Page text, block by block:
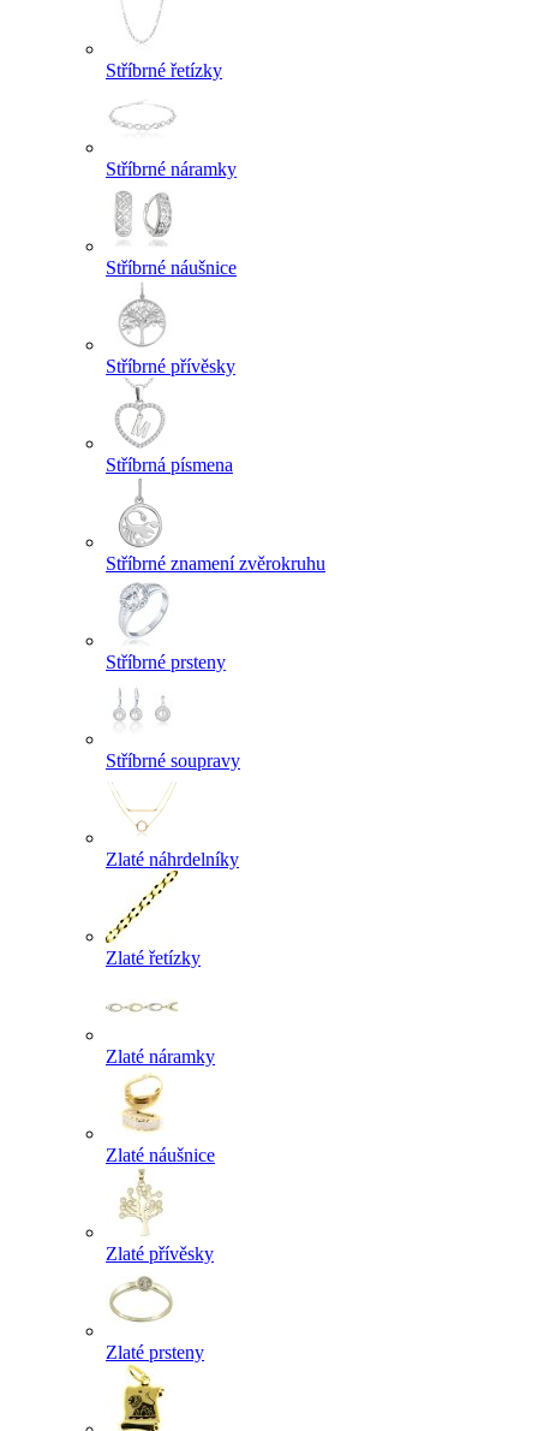
Stříbrné řetízky
Stříbrné náramky
Stříbrné náušnice
Stříbrné přívěsky
Stříbrná písmena
Stříbrné znamení zvěrokruhu
Stříbrné prsteny
Stříbrné soupravy
Zlaté náhrdelníky
Zlaté řetízky
Zlaté náramky
Zlaté náušnice
Zlaté přívěsky
Zlaté prsteny